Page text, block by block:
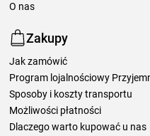
O nas
Zakupy
Jak zamówić
Program lojalnościowy
Sposoby i koszty transportu
Możliwości płatności
Dlaczego warto kupować u nas